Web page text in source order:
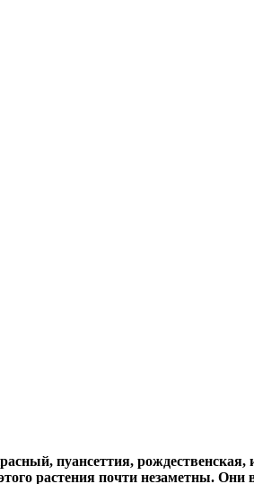
пуансеттия, рождественская,
растения почти незаметны. Они